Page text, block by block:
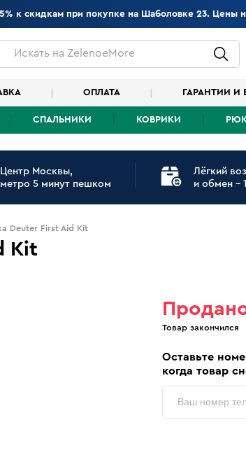
к скидкам при покупке на Шаболовке 23. Цены
Искатьна ZelenoeMore
ОПЛАТА ГАРАНТИИ И
СПАЛЬНИКИ КОВРИКИ
Центр Москвы,
метро 5 минут пешком
Лёгкий
и обмен -
Deuter First Aid Kit
Kit
Товар закончился
Оставьте
когда товар